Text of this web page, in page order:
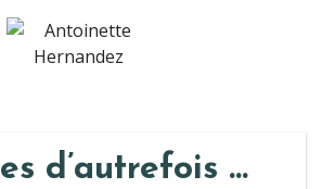
d’autrefois …